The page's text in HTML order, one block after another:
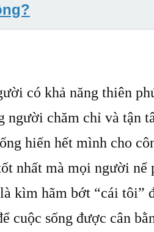
có khả năng thiên
người chăm chỉ và tận
hiến hết mình cho
nhất mà mọi người nể
kìm hãm bớt “cái tôi”
cuộc sống được cân